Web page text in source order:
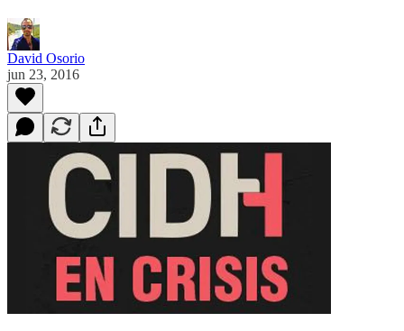
David Osorio
jun 23, 2016